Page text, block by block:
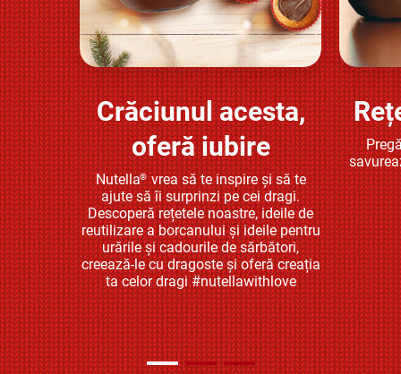
Află mai multe
Crăciunul acesta,
oferă iubire
Nutella® vrea să te inspire și să te
ajute să îi surprinzi pe cei dragi.
Descoperă rețetele noastre, ideile de
reutilizare a borcanului și ideile pentru
urările și cadourile de sărbători,
creează-le cu dragoste și oferă creația
ta celor dragi #nutellawithlove